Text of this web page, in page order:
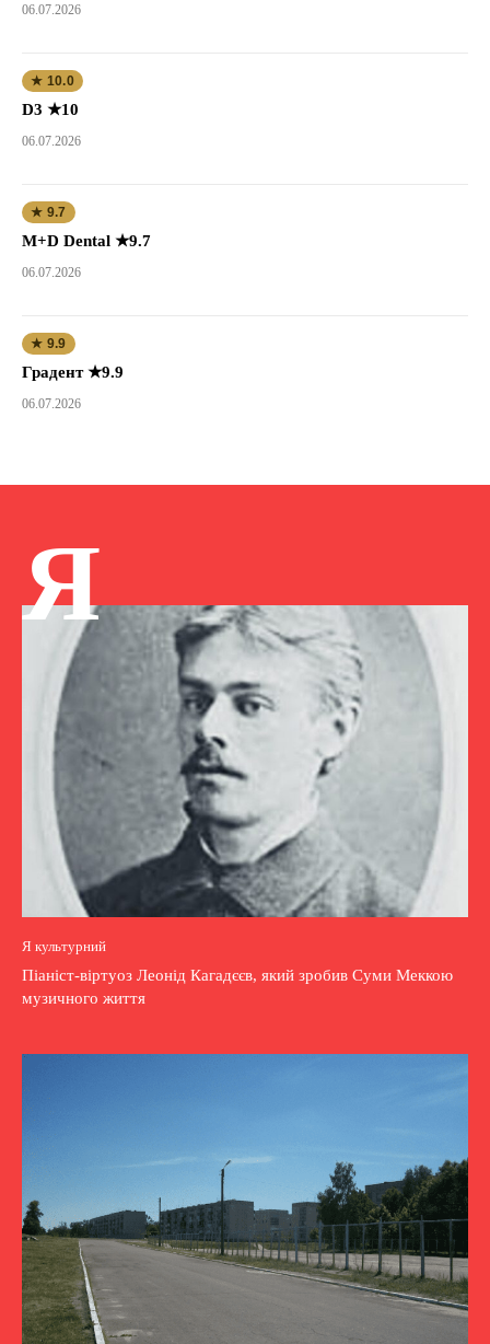
06.07.2026
★ 10.0
D3 ★10
06.07.2026
★ 9.7
M+D Dental ★9.7
06.07.2026
★ 9.9
Градент ★9.9
06.07.2026
Я
Я культурний
Піаніст-віртуоз Леонід Кагадєєв, який зробив Суми Меккою
музичного життя